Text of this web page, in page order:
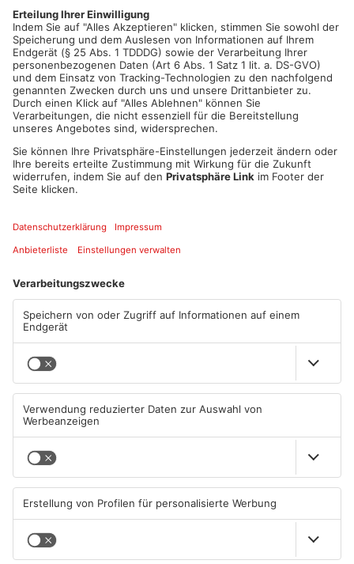
Schlossplatz 3
97816 Lohr am Main
LINK
Aktuelle Stellen